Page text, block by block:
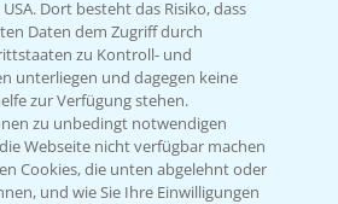
30-20220
Dort besteht das Risiko, dass
Daten dem Zugriff durch
zu Kontroll- und
unterliegen und dagegen keine
zur Verfügung stehen.
zu unbedingt notwendigen
Webseite nicht verfügbar machen
Cookies, die unten abgelehnt oder
und wie Sie Ihre Einwilligungen